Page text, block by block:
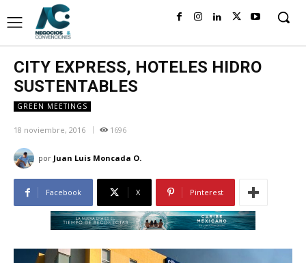
CITY EXPRESS, HOTELES HIDRO
SUSTENTABLES
GREEN MEETINGS
18 noviembre, 2016 1696
por Juan Luis Moncada O.
Facebook X Pinterest